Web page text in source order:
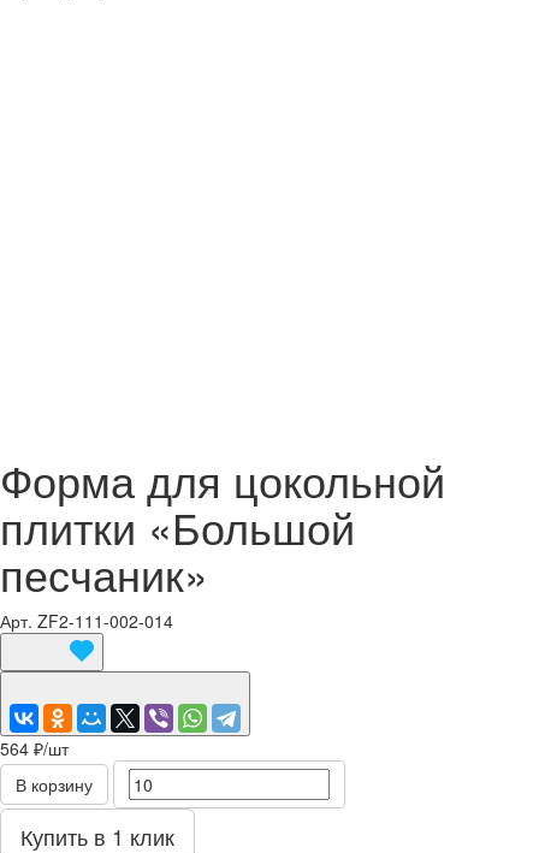
Форма для цокольной
плитки «Большой
песчаник»
Арт. ZF2-111-002-014
564 ₽/шт
В корзину
Купить в 1 клик